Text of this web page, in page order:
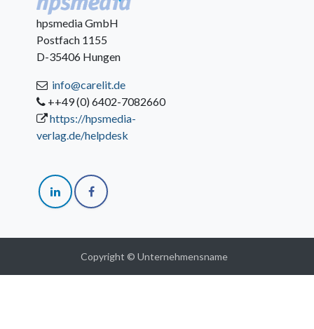
hpsmedia GmbH
Postfach 1155
D-35406 Hungen
info@carelit.de
++49 (0) 6402-7082660
https://hpsmedia-
verlag.de/helpdesk
Copyright © Unternehmensname